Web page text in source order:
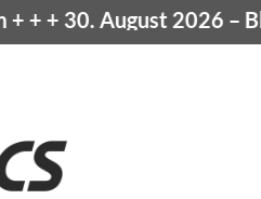
+30. August 2026 –